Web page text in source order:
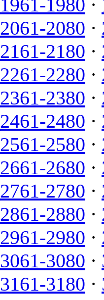
1961-1980 ·
2061-2080 ·
2161-2180 ·
2261-2280 ·
2361-2380 ·
2461-2480 ·
2561-2580 ·
2661-2680 ·
2761-2780 ·
2861-2880 ·
2961-2980 ·
3061-3080 ·
3161-3180 ·